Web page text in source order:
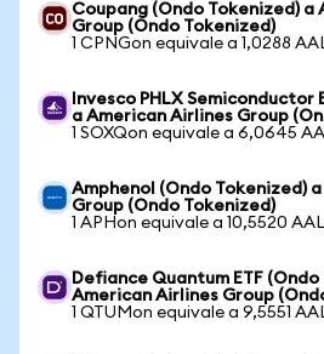
Coupang (Ondo Tokenized) a
Group (Ondo Tokenized)
1 CPNGon equivale a 1,0288
Invesco PHLX Semiconductor
a American Airlines Group
1 SOXQon equivale a 6,0645
Amphenol (Ondo Tokenized)
Group (Ondo Tokenized)
1 APHon equivale a 10,5520
Defiance Quantum ETF
American Airlines Group
1 QTUMon equivale a 9,5551